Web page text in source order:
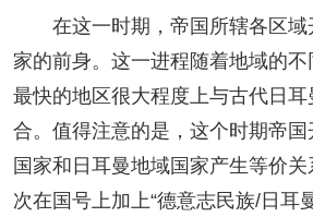
在这一时期，帝国所辖各区域
家的前身。这一进程随着地域的
最快的地区很大程度上与古代日
合。值得注意的是，这个时期帝
国家和日耳曼地域国家产生等价
次在国号上加上“德意志民族/日耳